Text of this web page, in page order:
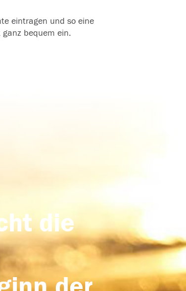
eintragen und so eine
bequem ein.
die